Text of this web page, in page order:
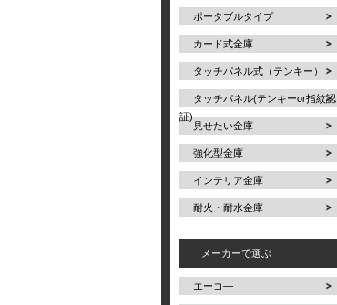
ポータブルタイプ
カード式金庫
タッチパネル式（テンキー）
タッチパネル(テンキーor指紋認
証)
見せたい金庫
強化型金庫
インテリア金庫
耐火・耐水金庫
メーカーで選ぶ
エーコ―